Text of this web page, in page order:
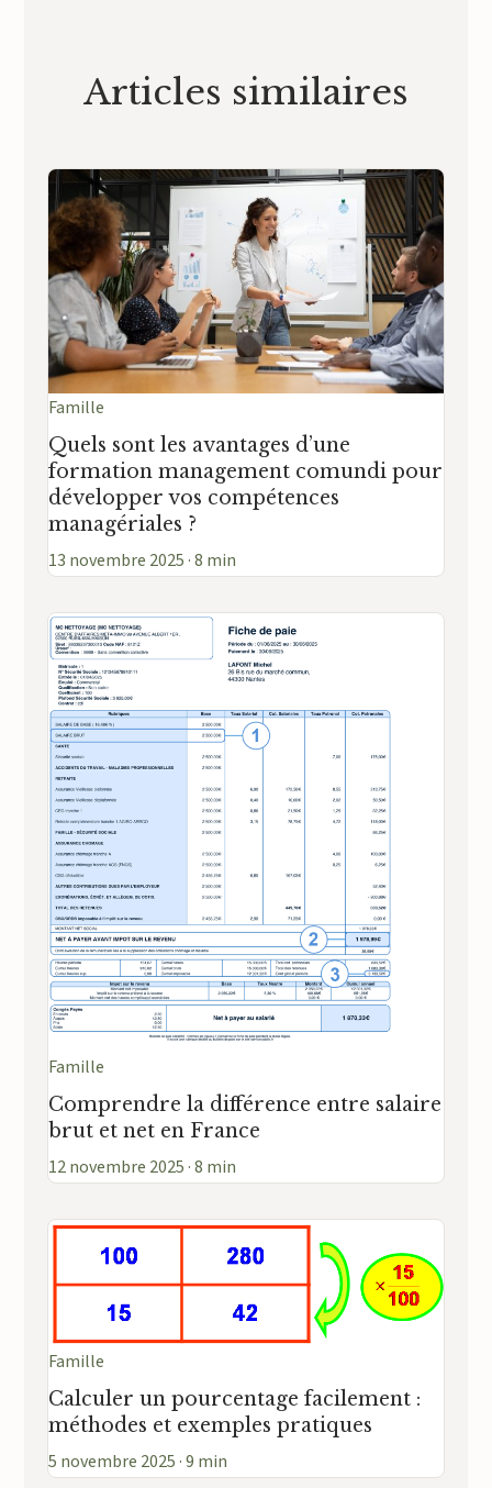
Articles similaires
Famille
Quels sont les avantages d’une
formation management comundi pour
développer vos compétences
managériales ?
13 novembre 2025 · 8 min
Famille
Comprendre la différence entre salaire
brut et net en France
12 novembre 2025 · 8 min
Famille
Calculer un pourcentage facilement :
méthodes et exemples pratiques
5 novembre 2025 · 9 min